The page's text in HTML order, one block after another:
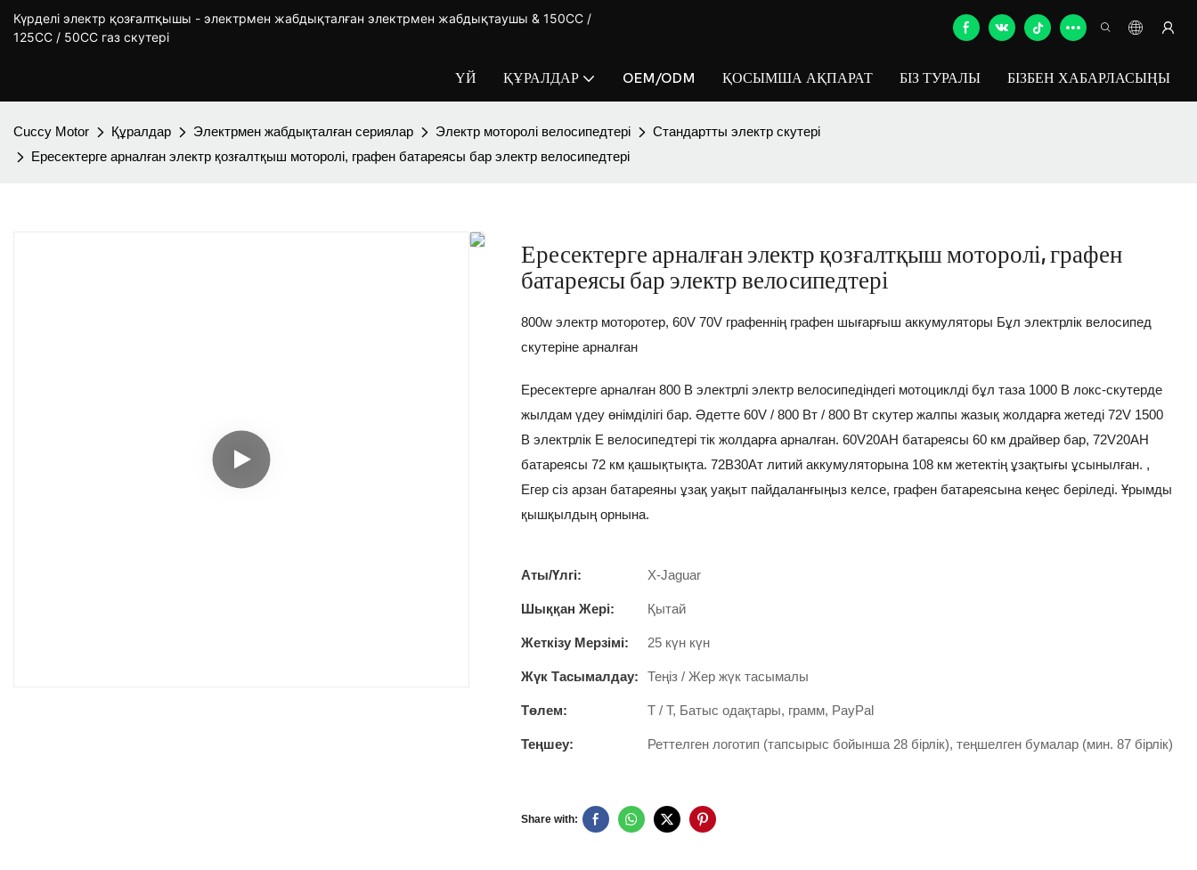
Күрделі электр қозғалтқышы - электрмен жабдықталған электрмен жабдықтаушы & 150CC /
125CC / 50CC газ скутері
ҮЙ ҚҰРАЛДАР OEM/ODM ҚОСЫМША АҚПАРАТ БІЗ ТУРАЛЫ БІЗБЕН ХАБАРЛАСЫҢЫ
Cuccy Motor Құралдар Электрмен жабдықталған сериялар Электр моторолі велосипедтері
Стандартты электр скутері
Ересектерге арналған электр қозғалтқыш моторолі, графен батареясы бар электр велосипедтері
Ересектерге арналған электр қозғалтқыш моторолі, графен
батареясы бар электр велосипедтері
800w электр моторотер, 60V 70V графеннің графен шығарғыш аккумуляторы Бұл электрлік велосипед
скутеріне арналған
Ересектерге арналған 800 В электрлі электр велосипедіндегі мотоциклді бұл таза 1000 В локс-скутерде
жылдам үдеу өнімділігі бар. Әдетте 60V / 800 Вт / 800 Вт скутер жалпы жазық жолдарға жетеді 72V 1500
В электрлік E велосипедтері тік жолдарға арналған. 60V20AH батареясы 60 км драйвер бар, 72V20AH
батареясы 72 км қашықтықта. 72В30Ат литий аккумуляторына 108 км жетектің ұзақтығы ұсынылған. ,
Егер сіз арзан батареяны ұзақ уақыт пайдаланғыңыз келсе, графен батареясына кеңес беріледі. Ұрымды
қышқылдың орнына.
Аты/Үлгі: X-Jaguar
Шыққан Жері: Қытай
Жеткізу Мерзімі: 25 күн күн
Жүк Тасымалдау: Теңіз / Жер жүк тасымалы
Төлем: T / T, Батыс одақтары, грамм, PayPal
Теңшеу: Реттелген логотип (тапсырыс бойынша 28 бірлік), теңшелген бумалар (мин. 87 бірлік)
Share with: